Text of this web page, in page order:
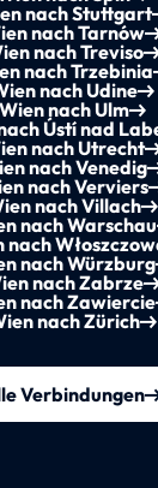
nach Stuttgart
nach Tarnów
nach Treviso
nach Trzebinia
nach Udine
Wien nach Ulm
Ústí nad
nach Utrecht
nach Venedig
nach Verviers
nach Villach
nach Warschau
nach
nach Würzburg
nach Zabrze
nach Zawiercie
nach Zürich
Verbindungen